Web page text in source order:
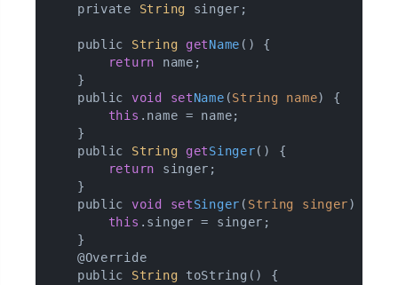
    private
String singer;
    public
String getName () {
return name;
    }
    public
void setName (String name) {
this .name = name;
    }
    public
String getSinger() {
return singer;
    }
    public
void setSinger ( String singer) {
this .singer = singer;
    }
    @Override
    public
String toString() {